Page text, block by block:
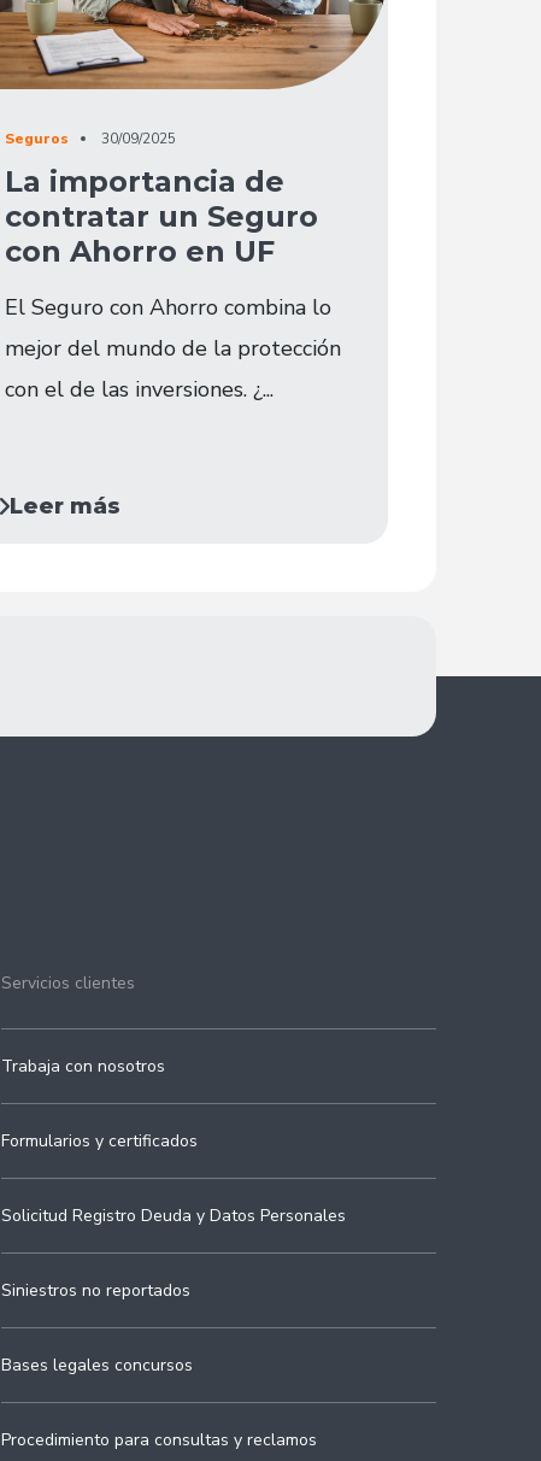
Seguros 30/09/2025
La importancia de
contratar un Seguro
con Ahorro en UF
El Seguro con Ahorro combina lo
mejor del mundo de la protección
con el de las inversiones. ¿...
Leer más
Servicios clientes
Trabaja con nosotros
Formularios y certificados
Solicitud Registro Deuda y Datos Personales
Siniestros no reportados
Bases legales concursos
Procedimiento para consultas y reclamos